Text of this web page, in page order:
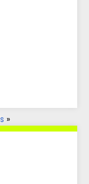
»
Parents aux